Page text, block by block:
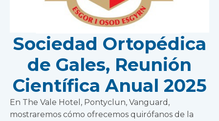
Sociedad Ortopédica
de Gales, Reunión
Científica Anual 2025
En The Vale Hotel, Pontyclun, Vanguard,
mostraremos cómo ofrecemos quirófanos de la